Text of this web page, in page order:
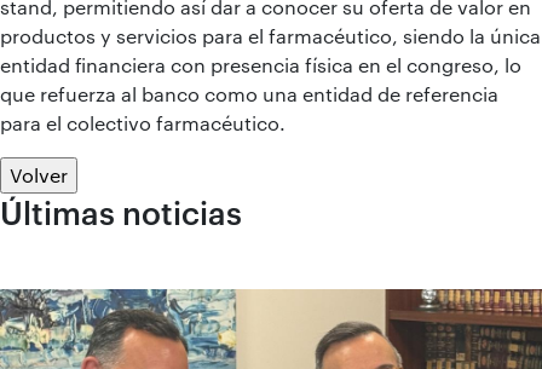
stand, permitiendo así dar a conocer su oferta de valor en
productos y servicios para el farmacéutico, siendo la única
entidad financiera con presencia física en el congreso, lo
que refuerza al banco como una entidad de referencia
para el colectivo farmacéutico.
Volver
Últimas noticias